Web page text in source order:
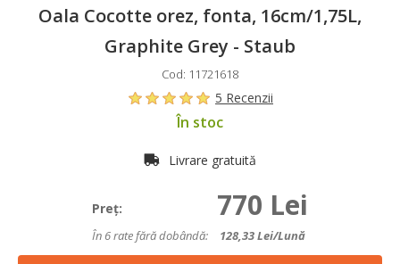
Oala Cocotte orez, fonta, 16cm/1,75L,
Graphite Grey - Staub
Cod: 11721618
5 Recenzii
În stoc
Livrare gratuită
Preţ: 770 Lei
În 6 rate fără dobândă: 128,33Lei/lună